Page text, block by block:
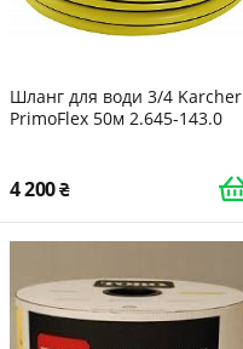
Шланг для води 3/4 Karcher
PrimoFlex 50м 2.645-143.0
4 200